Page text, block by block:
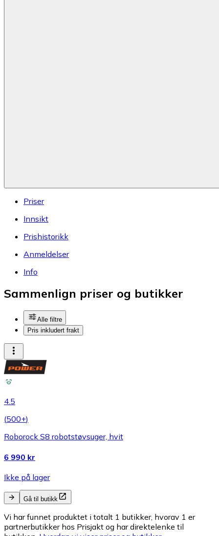
Priser
Innsikt
Prishistorikk
Anmeldelser
Info
Sammenlign priser og butikker
Alle filtre
Pris inkludert frakt
4.5
(500+)
Roborock S8 robotstøvsuger, hvit
6 990 kr
Ikke på lager
Gå til butikk
Vi har funnet produktet i totalt 1 butikker, hvorav 1 er
partnerbutikker hos Prisjakt og har direktelenke til